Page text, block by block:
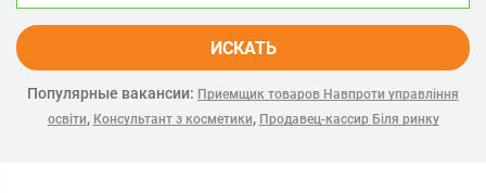
ИСКАТЬ
Популярные вакансии: Приемщик товаров Навпроти управління
освіти, Консультант з косметики, Продавец-кассир Біля ринку